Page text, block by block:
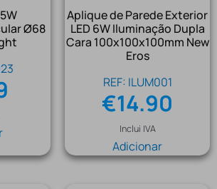
Ø68
Aplique de Parede Exterior
LED 6W Iluminação Dupla
Cara 100x100x100mm New
Eros
REF: ILUM001
€14.90
Inclui IVA
Adicionar